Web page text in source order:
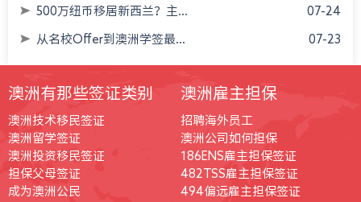
500万纽币移居新西兰？主... 07-24
从名校Offer到澳洲学签最... 07-23
澳洲有那些签证类别
澳洲技术移民签证
澳洲留学签证
澳洲投资移民签证
担保父母签证
成为澳洲公民
澳洲雇主担保
招聘海外员工
澳洲公司如何担保
186ENS雇主担保签证
482TSS雇主担保签证
494偏远雇主担保签证